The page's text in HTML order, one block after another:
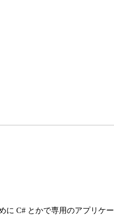
に C# とかで専用のアプリケー